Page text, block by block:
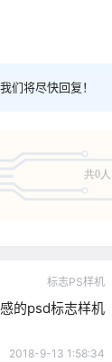
们将尽快回复！
共0人
标志PS样机
的psd标志样机
2018-9-13 1:58:34